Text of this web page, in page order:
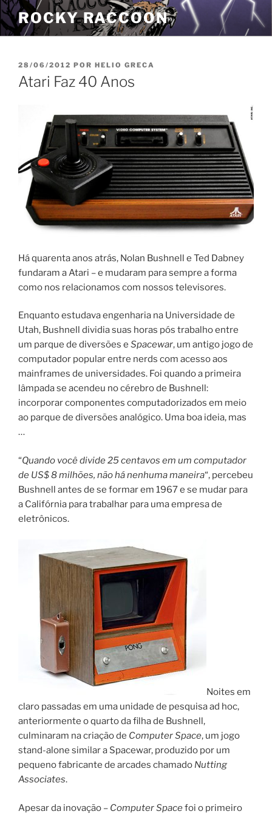
Pular
para
o
ROCKY RACCOON
PUBLICADO
EM
28/06/2012 POR HELIO GRECA
Atari Faz 40 Anos
Há quarenta anos atrás, Nolan Bushnell e Ted Dabney
fundaram a Atari – e mudaram para sempre a forma
como nos relacionamos com nossos televisores.
Enquanto estudava engenharia na Universidade de
Utah, Bushnell dividia suas horas pós trabalho entre
um parque de diversões e Spacewar, um antigo jogo de
computador popular entre nerds com acesso aos
mainframes de universidades. Foi quando a primeira
lâmpada se acendeu no cérebro de Bushnell:
incorporar componentes computadorizados em meio
ao parque de diversões analógico. Uma boa ideia, mas
…
“Quando você divide 25 centavos em um computador
de US$ 8 milhões, não há nenhuma maneira“, percebeu
Bushnell antes de se formar em 1967 e se mudar para
a Califórnia para trabalhar para uma empresa de
eletrônicos.
Noites em
claro passadas em uma unidade de pesquisa ad hoc,
anteriormente o quarto da filha de Bushnell,
culminaram na criação de Computer Space, um jogo
stand-alone similar a Spacewar, produzido por um
pequeno fabricante de arcades chamado Nutting
Associates.
Apesar da inovação – Computer Spacefoi o primeiro